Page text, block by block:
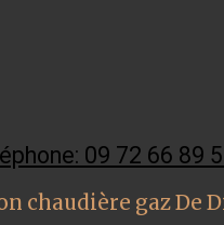
09 72 66 89
chaudière gaz De